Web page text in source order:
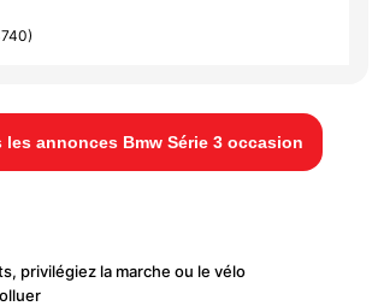
les annonces Bmw Série 3 occasion
privilégiez la marche ou le vélo